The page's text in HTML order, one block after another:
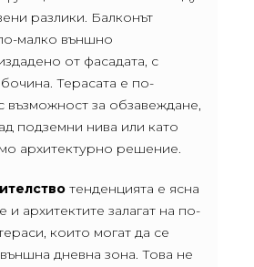
разлики. Балконът
малко външно
от фасадата, с
Терасата е по-
възможност за обзавеждане,
подземни нива или като
архитектурно решение.
тенденцията е ясна
и архитектите залагат на по-
които могат да се
дневна зона. Това не